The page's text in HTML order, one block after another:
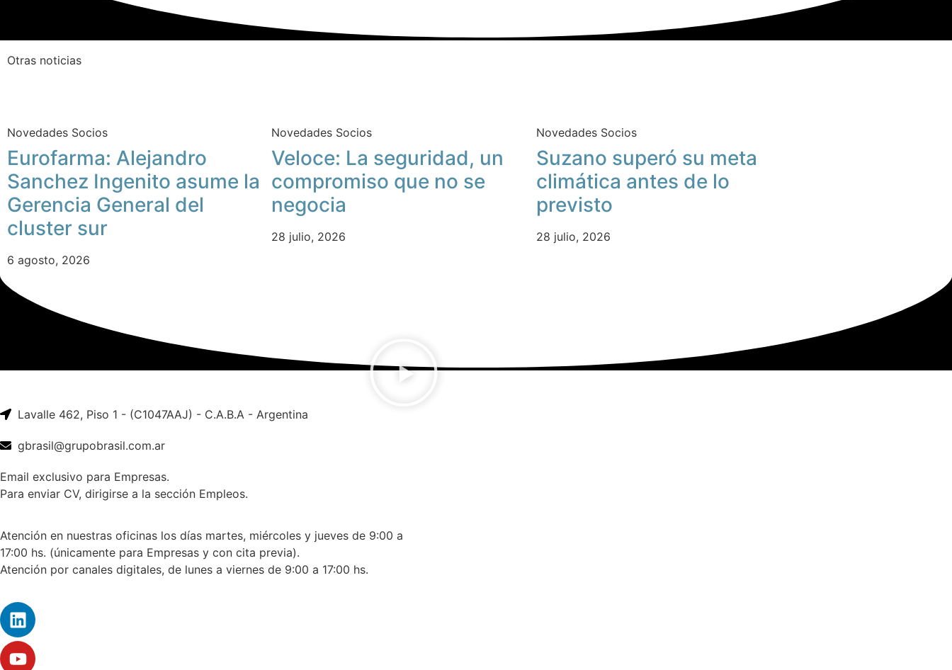
Otras noticias
Novedades Socios
Eurofarma: Alejandro
Sanchez Ingenito asume la
Gerencia General del
cluster sur
6 agosto, 2026
Novedades Socios
Veloce: La seguridad, un
compromiso que no se
negocia
28 julio, 2026
Novedades Socios
Suzano superó su meta
climática antes de lo
previsto
28 julio, 2026
Lavalle 462, Piso 1 - (C1047AAJ) - C.A.B.A - Argentina
gbrasil@grupobrasil.com.ar
Email exclusivo para Empresas.
Para enviar CV, dirigirse a la sección Empleos.
Atención en nuestras oficinas los días martes, miércoles y jueves de 9:00 a
17:00 hs. (únicamente para Empresas y con cita previa).
Atención por canales digitales, de lunes a viernes de 9:00 a 17:00 hs.